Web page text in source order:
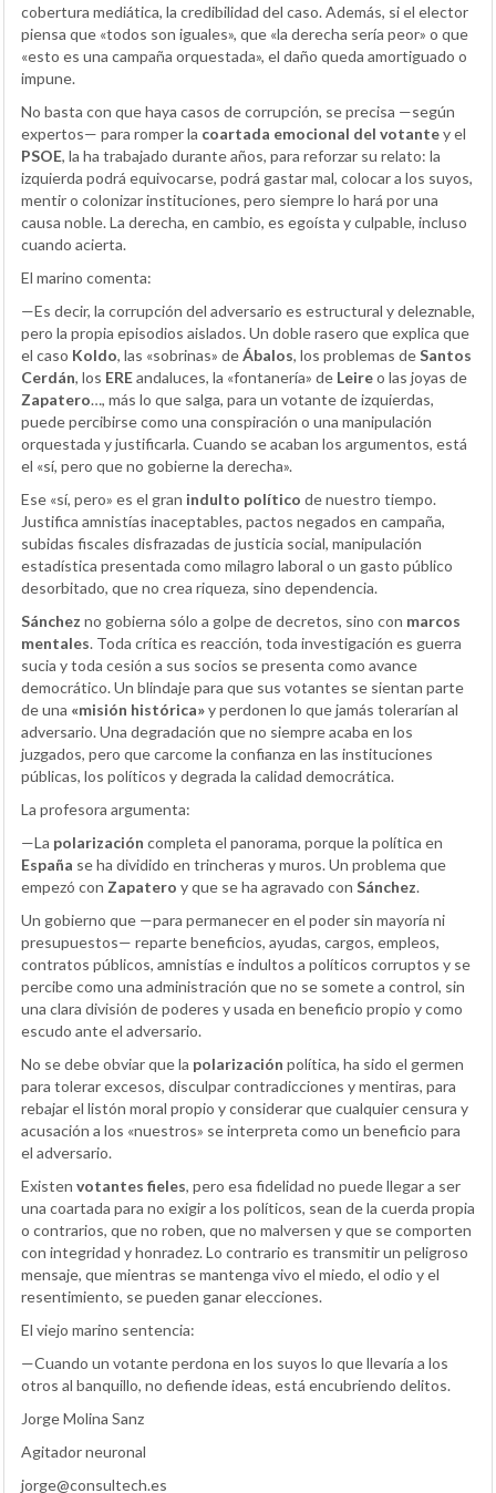
cobertura mediática, la credibilidad del caso. Además, si el elector
piensa que «todos son iguales», que «la derecha sería peor» o que
«esto es una campaña orquestada», el daño queda amortiguado o
impune.
No basta con que haya casos de corrupción, se precisa —según
expertos— para romper la coartada emocional del votantey el
PSOE, la ha trabajado durante años, para reforzar su relato: la
izquierda podrá equivocarse, podrá gastar mal, colocar a los suyos,
mentir o colonizar instituciones, pero siempre lo hará por una
causa noble. La derecha, en cambio, es egoísta y culpable, incluso
cuando acierta.
El marino comenta:
—Es decir, la corrupción del adversario es estructural y deleznable,
pero la propia episodios aislados. Un doble rasero que explica que
el caso Koldo, las «sobrinas» deÁbalos, los problemas deSantos
Cerdán, los EREandaluces, la «fontanería» de Leireo las joyas de
Zapatero…, más lo que salga, para un votante de izquierdas,
puede percibirse como una conspiración o una manipulación
orquestada y justificarla. Cuando se acaban los argumentos, está
el «sí, pero que no gobierne la derecha».
Ese «sí, pero» es el gran indulto político de nuestro tiempo.
Justifica amnistías inaceptables, pactos negados en campaña,
subidas fiscales disfrazadas de justicia social, manipulación
estadística presentada como milagro laboral o un gasto público
desorbitado, que no crea riqueza, sino dependencia.
Sánchez no gobierna sólo a golpe de decretos, sino con marcos
mentales. Toda crítica es reacción, toda investigación es guerra
sucia y toda cesión a sus socios se presenta como avance
democrático. Un blindaje para que sus votantes se sientan parte
de una «misión histórica»y perdonen lo que jamás tolerarían al
adversario. Una degradación que no siempre acaba en los
juzgados, pero que carcome la confianza en las instituciones
públicas, los políticos y degrada la calidad democrática.
La profesora argumenta:
—La polarización completa el panorama, porque la política en
España se ha dividido en trincheras y muros. Un problema que
empezó con Zapatero y que se ha agravado con Sánchez.
Un gobierno que —para permanecer en el poder sin mayoría ni
presupuestos— reparte beneficios, ayudas, cargos, empleos,
contratos públicos, amnistías e indultos a políticos corruptos y se
percibe como una administración que no se somete a control, sin
una clara división de poderes y usada en beneficio propio y como
escudo ante el adversario.
No se debe obviar que la polarización política, ha sido el germen
para tolerar excesos, disculpar contradicciones y mentiras, para
rebajar el listón moral propio y considerar que cualquier censura y
acusación a los «nuestros» se interpreta como un beneficio para
el adversario.
Existen votantes fieles, pero esa fidelidad no puede llegar a ser
una coartada para no exigir a los políticos, sean de la cuerda propia
o contrarios, que no roben, que no malversen y que se comporten
con integridad y honradez. Lo contrario es transmitir un peligroso
mensaje, que mientras se mantenga vivo el miedo, el odio y el
resentimiento, se pueden ganar elecciones.
El viejo marino sentencia:
—Cuando un votante perdona en los suyos lo que llevaría a los
otros al banquillo, no defiende ideas, está encubriendo delitos.
Jorge Molina Sanz
Agitador neuronal
jorge@consultech.es